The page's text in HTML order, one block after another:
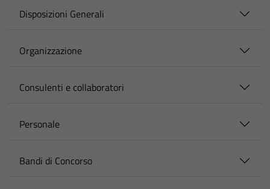
Disposizioni Generali
Organizzazione
Consulenti e collaboratori
Personale
Bandi di Concorso